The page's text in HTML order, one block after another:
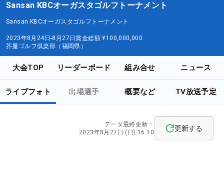
Sansan KBCオーガスタゴルフトーナメント
Sansan KBCオーガスタゴルフトーナメント
2023年8月24日-8月27日賞金総額 ¥100,000,000
芥屋ゴルフ倶楽部（福岡県）
大会TOP リーダーボード 組み合せ ニュース
ライブフォト 出場選手 概要など TV放送予定
データ最終更新：
2023年8月27日 (日) 16:10
更新する